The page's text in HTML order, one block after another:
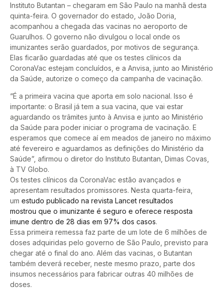
Instituto Butantan – chegaram em São Paulo na manhã desta
quinta-feira. O governador do estado, João Doria,
acompanhou a chegada das vacinas no aeroporto de
Guarulhos. O governo não divulgou o local onde os
imunizantes serão guardados, por motivos de segurança.
Elas ficarão guardadas até que os testes clínicos da
CoronaVac estejam concluídos, e a Anvisa, junto ao Ministério
da Saúde, autorize o começo da campanha de vacinação.
“É a primeira vacina que aporta em solo nacional. Isso é
importante: o Brasil já tem a sua vacina, que vai estar
aguardando os trâmites junto à Anvisa e junto ao Ministério
da Saúde para poder iniciar o programa de vacinação. E
esperamos que comece aí em meados de janeiro no máximo
até fevereiro e aguardamos as definições do Ministério da
Saúde”, afirmou o diretor do Instituto Butantan, Dimas Covas,
à TV Globo.
Os testes clínicos da CoronaVac estão avançados e
apresentam resultados promissores. Nesta quarta-feira,
um estudo publicado na revista Lancet resultados
mostrou que o imunizante é seguro e oferece resposta
imune dentro de 28 dias em 97% dos casos.
Essa primeira remessa faz parte de um lote de 6 milhões de
doses adquiridas pelo governo de São Paulo, previsto para
chegar até o final do ano. Além das vacinas, o Butantan
também deverá receber, neste mesmo prazo, parte dos
insumos necessários para fabricar outras 40 milhões de
doses.